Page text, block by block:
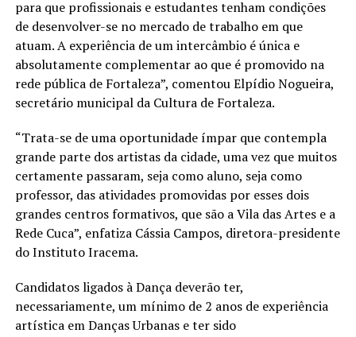
para que profissionais e estudantes tenham condições
de desenvolver-se no mercado de trabalho em que
atuam. A experiência de um intercâmbio é única e
absolutamente complementar ao que é promovido na
rede pública de Fortaleza”, comentou Elpídio Nogueira,
secretário municipal da Cultura de Fortaleza.
“Trata-se de uma oportunidade ímpar que contempla
grande parte dos artistas da cidade, uma vez que muitos
certamente passaram, seja como aluno, seja como
professor, das atividades promovidas por esses dois
grandes centros formativos, que são a Vila das Artes e a
Rede Cuca”, enfatiza Cássia Campos, diretora-presidente
do Instituto Iracema.
Candidatos ligados à Dança deverão ter,
necessariamente, um mínimo de 2 anos de experiência
artística em Danças Urbanas e ter sido